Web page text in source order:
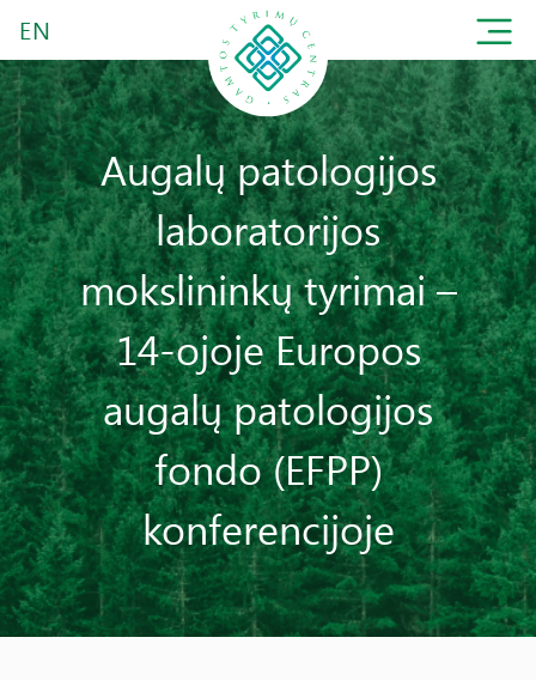
EN
Augalų patologijos
laboratorijos
mokslininkų tyrimai –
14-ojoje Europos
augalų patologijos
fondo (EFPP)
konferencijoje